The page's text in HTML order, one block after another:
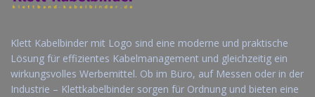
Klett Kabelbinder mit Logo sind eine moderne und praktische
Lösung für effizientes Kabelmanagement und gleichzeitig ein
wirkungsvolles Werbemittel. Ob im Büro, auf Messen oder in der
Industrie – Klettkabelbinder sorgen für Ordnung und bieten eine